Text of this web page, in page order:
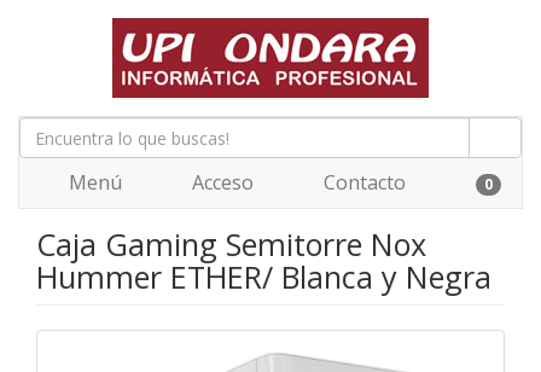
Menú Acceso Contacto 0
Caja Gaming Semitorre Nox
Hummer ETHER/ Blanca y Negra